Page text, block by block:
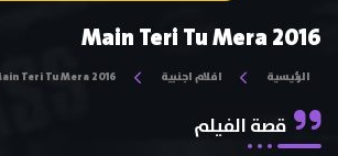
Main Teri Tu Mera 2016
الرئيسية افلام اجنبية Teri Tu Mera 2016
قصة الفيلم